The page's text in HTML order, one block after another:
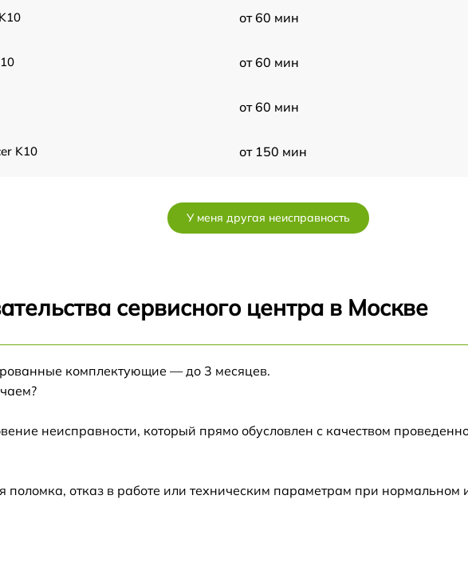
от 60 мин
от 60 мин
от 60 мин
K10 от 150 мин
от 60 мин
У меня другая неисправность
сервисного центра в Москве
комплектующие — до 3 месяцев.
неисправности, который прямо обусловлен с качеством
отказ в работе или техническим параметрам при нормальном